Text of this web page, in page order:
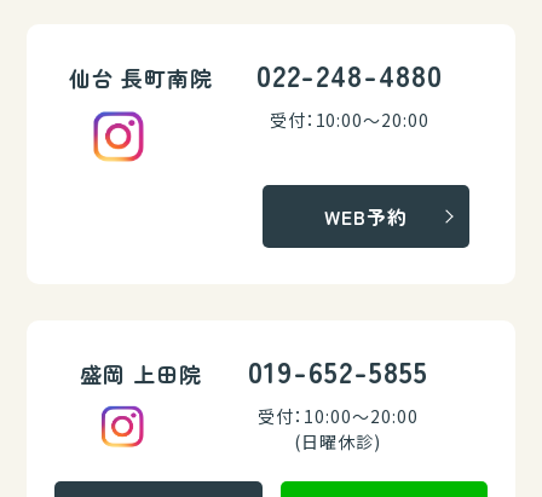
仙台 長町南院 022-248-4880
受付：10:00～20:00
WEB予約
盛岡 上田院 019-652-5855
受付：10:00～20:00
(日曜休診)